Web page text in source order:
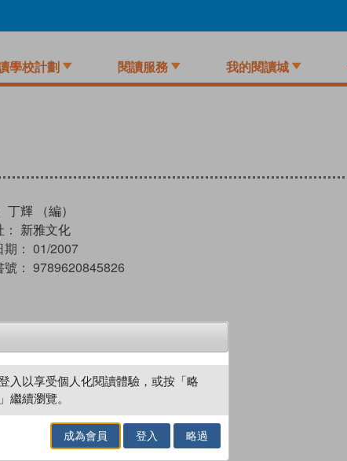
學校計劃 閱讀服務 我的閱讀城
丁輝 （編）
新雅文化
： 01/2007
： 9789620845826
試閲 加入閱讀紀錄
加入／閱讀電子書
入以享受個人化閱讀體驗，或按「略
繼續瀏覽。
成為會員 登入 略過